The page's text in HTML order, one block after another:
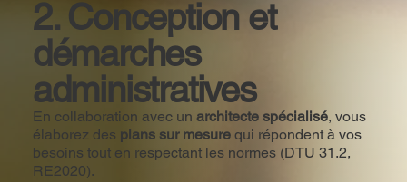
2. Conception et
démarches
administratives
En collaboration avec un architecte spécialisé, vous
élaborez des plans sur mesurequi répondent à vos
besoins tout en respectant les normes (DTU 31.2,
RE2020).